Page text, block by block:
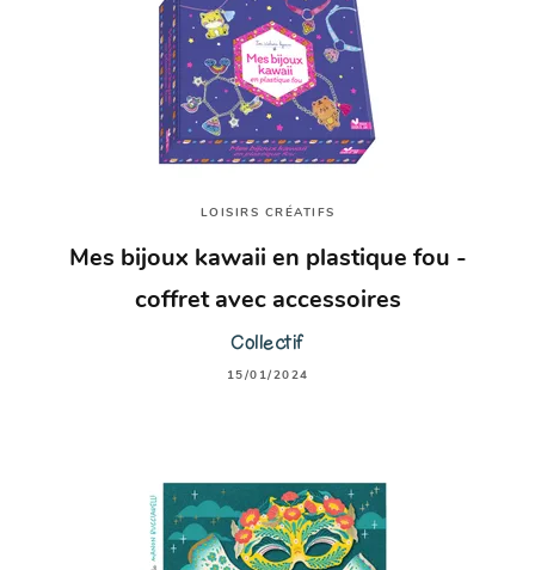
LOISIRS CRÉATIFS
Mes bijoux kawaii en plastique fou -
coffret avec accessoires
Collectif
15/01/2024